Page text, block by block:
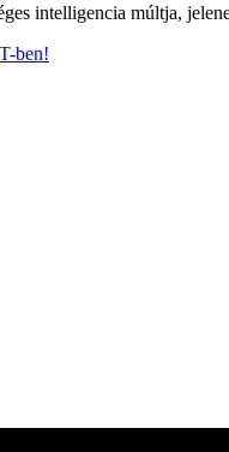
intelligencia múltja,
ben!